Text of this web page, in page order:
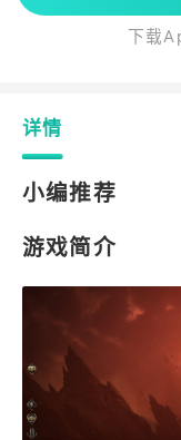
下载
详情
小编推荐
游戏简介